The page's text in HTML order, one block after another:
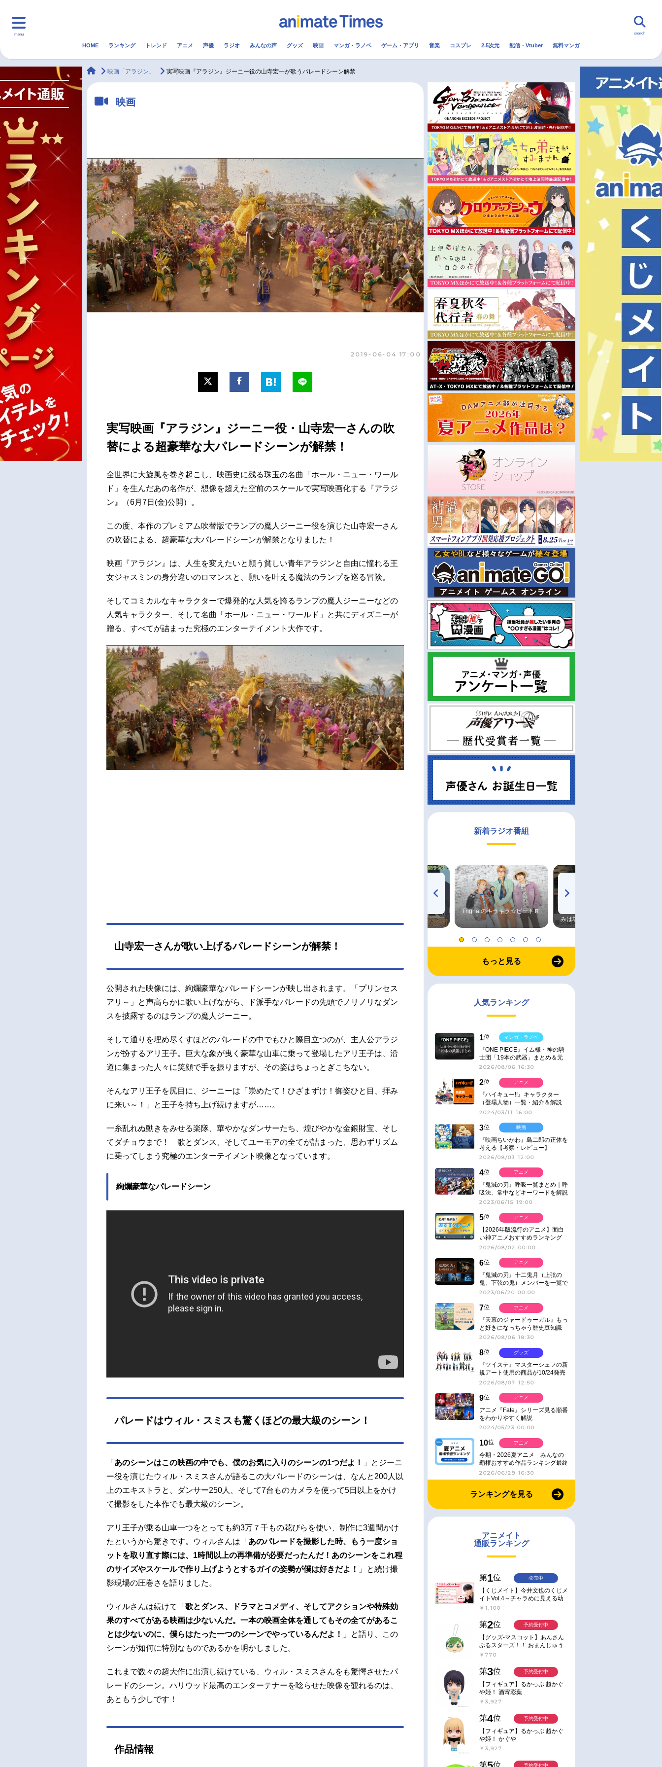
menu
マンガ・ラノベ ゲーム・アプリ 配信・Vtuber トレンド 無料マンガ
声優記事一覧 男性声優/女性声優一覧
今期アニメ曜日別一覧 秋アニメ
冬アニメ
FOLLOW US
search
HOME ランキング トレンド アニメ 声優 ラジオ みんなの声 グッズ 映画 マンガ・ラノベ ゲーム・アプリ 音楽 コスプレ 2.5次元 配信・Vtuber 無料マンガ
animateTimes
映画「アラジン」 実写映画『アラジン』ジーニー役の山寺宏一が歌うパレードシーン解禁
映画
2019-06-04 17:00
実写映画『アラジン』ジーニー役・山寺宏一さんの吹
替による超豪華な大パレードシーンが解禁！
全世界に大旋風を巻き起こし、映画史に残る珠玉の名曲「ホール・ニュー・ワール
ド」を生んだあの名作が、想像を超えた空前のスケールで実写映画化する『アラジ
ン』（6月7日(金)公開）。
この度、本作のプレミアム吹替版でランプの魔人ジーニー役を演じた山寺宏一さん
の吹替による、超豪華な大パレードシーンが解禁となりました！
映画『アラジン』は、人生を変えたいと願う貧しい青年アラジンと自由に憧れる王
女ジャスミンの身分違いのロマンスと、願いを叶える魔法のランプを巡る冒険。
そしてコミカルなキャラクターで爆発的な人気を誇るランプの魔人ジーニーなどの
人気キャラクター、そして名曲「ホール・ニュー・ワールド」と共にディズニーが
贈る、すべてが詰まった究極のエンターテイメント大作です。
山寺宏一さんが歌い上げるパレードシーンが解禁！
公開された映像には、絢爛豪華なパレードシーンが映し出されます。「プリンセス
アリ～」と声高らかに歌い上げながら、ド派手なパレードの先頭でノリノリなダン
スを披露するのはランプの魔人ジーニー。
そして通りを埋め尽くすほどのパレードの中でもひと際目立つのが、主人公アラジ
ンが扮するアリ王子。巨大な象が曳く豪華な山車に乗って登場したアリ王子は、沿
道に集まった人々に笑顔で手を振りますが、その姿はちょっとぎこちない。
そんなアリ王子を尻目に、ジーニーは「崇めたて！ひざまずけ！御姿ひと目、拝み
に来い～！」と王子を持ち上げ続けますが……。
一糸乱れぬ動きをみせる楽隊、華やかなダンサーたち、煌びやかな金銀財宝、そし
てダチョウまで！ 歌とダンス、そしてユーモアの全てが詰まった、思わずリズム
に乗ってしまう究極のエンターテイメント映像となっています。
絢爛豪華なパレードシーン
パレードはウィル・スミスも驚くほどの最大級のシーン！
「 あのシーンはこの映画の中でも、僕のお気に入りのシーンの1つだよ！
」とジーニ
ー役を演じたウィル・スミスさんが語るこの大パレードのシーンは、なんと200人以
上のエキストラと、ダンサー250人、そして7台ものカメラを使って5日以上をかけ
て撮影をした本作でも最大級のシーン。
アリ王子が乗る山車一つをとっても約3万７千もの花びらを使い、制作に3週間かけ
たというから驚きです。ウィルさんは「 あのパレードを撮影した時、もう一度ショ
ットを取り直す際には、1時間以上の再準備が必要だったんだ！あのシーンをこれ程
のサイズやスケールで作り上げようとするガイの姿勢が僕は好きだよ！
」と続け撮
影現場の圧巻さを語りました。
ウィルさんは続けて「 歌とダンス、ドラマとコメディ、そしてアクションや特殊効
果のすべてがある映画は少ないんだ。一本の映画全体を通してもその全てがあるこ
とは少ないのに、僕らはたった一つのシーンでやっているんだよ！
」と語り、この
シーンが如何に特別なものであるかを明かしました。
これまで数々の超大作に出演し続けている、ウィル・スミスさんをも驚愕させたパ
レードのシーン。ハリウッド最高のエンターテナーを唸らせた映像を観れるのは、
あともう少しです！
作品情報
新着ラジオ番組
Trignalのキラキラ☆ビートＲ
みは塩だけ
もっと見る
人気ランキング
1位
『ONE PIECE』イム様・神の騎
士団「19本の武器」まとめ＆元
ネタ
2026/08/06 16:30
マンガ・ラノベ
2位
『ハイキュー!!』キャラクター
（登場人物）一覧・紹介＆解説
2024/03/11 16:00
アニメ
3位
『映画ちいかわ』島二郎の正体を
考える【考察・レビュー】
2026/08/03 12:00
映画
4位
『鬼滅の刃』呼吸一覧まとめ｜呼
吸法、常中などキーワードを解説
2023/06/15 19:00
アニメ
5位
【2026年版流行のアニメ】面白
い神アニメおすすめランキング
【名作・話題作】｜ジャンル別人
2026/08/02 00:00
アニメ
6位
『鬼滅の刃』十二鬼月（上弦の
鬼、下弦の鬼）メンバーを一覧で
紹介＆解説（登場鬼の情報まと
2023/06/20 00:00
アニメ
7位
『天幕のジャードゥーガル』もっ
と好きになっちゃう歴史豆知識
2026/08/06 18:30
アニメ
8位
『ツイステ』マスターシェフの新
規アート使用の商品が10/24発売
2026/08/07 12:50
グッズ
9位
アニメ『Fate』シリーズ見る順番
をわかりやすく解説
2024/05/23 00:00
アニメ
10位
今期・2026夏アニメ みんなの
覇権おすすめ作品ランキング最終
結果発表！
2026/06/29 16:30
アニメ
ランキングを見る
アニメイト
通販ランキング
第1位
【くじメイト】今井文也のくじメ
イトVol.4～チャラめに見える幼
馴染、実は一途で独占欲が強いん
￥1,100
発売中
第2位
【グッズ-マスコット】あんさん
ぶるスターズ！！ おまんじゅう
にぎにぎマスコット ねくすと2
￥770
予約受付中
第3位
【フィギュア】るかっぷ 超かぐ
や姫！ 酒寄彩葉
￥3,927
予約受付中
第4位
【フィギュア】るかっぷ 超かぐ
や姫！ かぐや
￥3,927
予約受付中
第 位 予約受付中